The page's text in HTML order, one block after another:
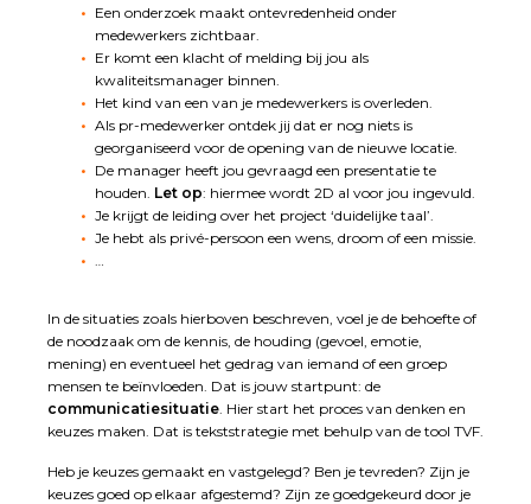
Een onderzoek maakt ontevredenheid onder
medewerkers zichtbaar.
Er komt een klacht of melding bij jou als
kwaliteitsmanager binnen.
Het kind van een van je medewerkers is overleden.
Als pr-medewerker ontdek jij dat er nog niets is
georganiseerd voor de opening van de nieuwe locatie.
De manager heeft jou gevraagd een presentatie te
houden. Let op: hiermee wordt 2D al voor jou ingevuld.
Je krijgt de leiding over het project ‘duidelijke taal’.
Je hebt als privé-persoon een wens, droom of een missie.
In de situaties zoals hierboven beschreven, voel je de behoefte of
de noodzaak om de kennis, de houding (gevoel, emotie,
mening) en eventueel het gedrag van iemand of een groep
mensen te beïnvloeden. Dat is jouw startpunt: de
communicatiesituatie . Hier start het proces van denken en
keuzes maken. Dat is tekststrategie met behulp van de tool TVF.
Heb je keuzes gemaakt en vastgelegd? Ben je tevreden? Zijn je
keuzes goed op elkaar afgestemd? Zijn ze goedgekeurd door je